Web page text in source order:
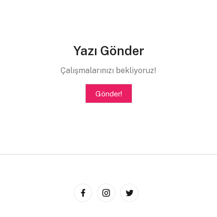
Şımar zaten beni ipleme, her haline şiirim ben.
Bilmezsin ya işte o bilmediklerinin içindeki çukurum
Yazı Gönder
Çalışmalarınızı bekliyoruz!
Gönder!